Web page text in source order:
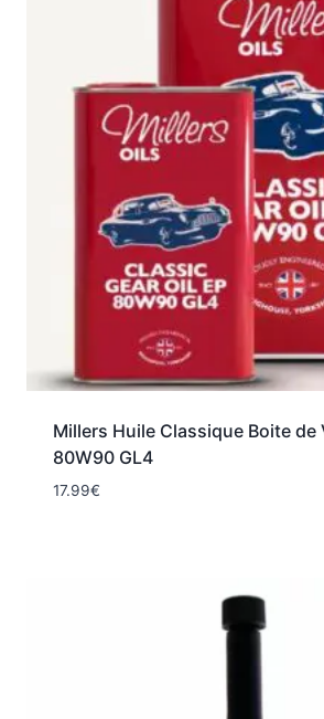
Millers Huile Classique Boite de
80W90 GL4
17.99€